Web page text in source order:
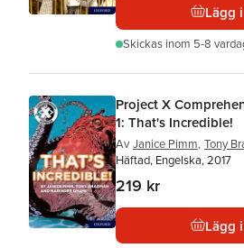
Lägg
Skickas inom 5-8
Project X
1: That's Incredible!
Av Janice Pimm, Tony
Häftad, Engelska, 2017
219 kr
Lägg